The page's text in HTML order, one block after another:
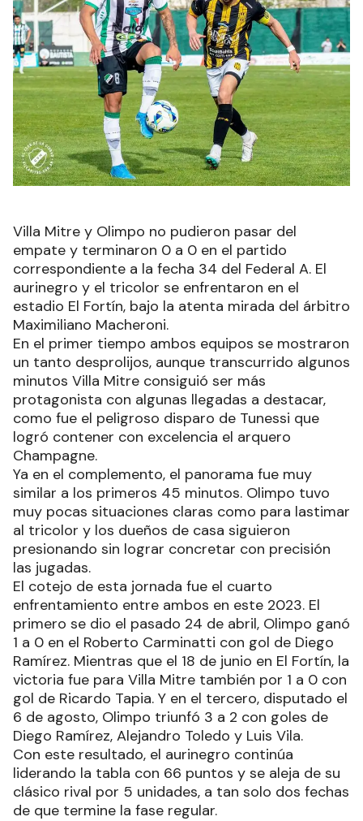
Villa Mitre y Olimpo no pudieron pasar del
empate y terminaron 0 a 0 en el partido
correspondiente a la fecha 34 del Federal A. El
aurinegro y el tricolor se enfrentaron en el
estadio El Fortín, bajo la atenta mirada del árbitro
Maximiliano Macheroni.
En el primer tiempo ambos equipos se mostraron
un tanto desprolijos, aunque transcurrido algunos
minutos Villa Mitre consiguió ser más
protagonista con algunas llegadas a destacar,
como fue el peligroso disparo de Tunessi que
logró contener con excelencia el arquero
Champagne.
Ya en el complemento, el panorama fue muy
similar a los primeros 45 minutos. Olimpo tuvo
muy pocas situaciones claras como para lastimar
al tricolor y los dueños de casa siguieron
presionando sin lograr concretar con precisión
las jugadas.
El cotejo de esta jornada fue el cuarto
enfrentamiento entre ambos en este 2023. El
primero se dio el pasado 24 de abril, Olimpo ganó
1 a 0 en el Roberto Carminatti con gol de Diego
Ramírez. Mientras que el 18 de junio en El Fortín, la
victoria fue para Villa Mitre también por 1 a 0 con
gol de Ricardo Tapia. Y en el tercero, disputado el
6 de agosto, Olimpo triunfó 3 a 2 con goles de
Diego Ramírez, Alejandro Toledo y Luis Vila.
Con este resultado, el aurinegro continúa
liderando la tabla con 66 puntos y se aleja de su
clásico rival por 5 unidades, a tan solo dos fechas
de que termine la fase regular.